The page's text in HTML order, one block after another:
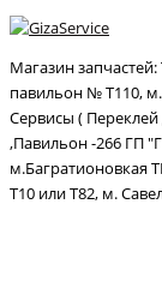
Магазин
павильон № Т110,
Сервисы (
,Павильон -266 ГП
м.Багратионовкая
Т10 или Т82, м.